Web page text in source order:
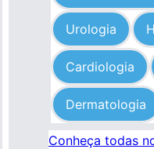
Urologia
Cardiologia
Dermatologia
Conheça todas